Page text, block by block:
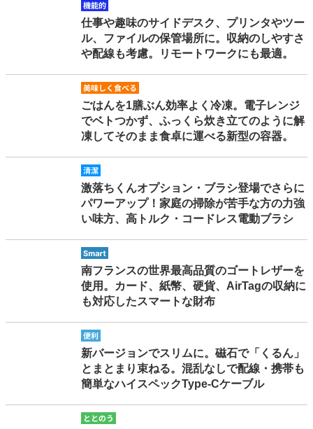
仕事や趣味のサイドデスク、プリンタやツー
ル、ファイルの保管場所に。収納のしやすさ
や配線も考慮。リモートワークにも最適。
ごはんを1膳ぶん効率よく冷凍。電子レンジ
でベトつかず、ふっくら炊き立てのように解
凍してそのまま食卓に運べる新型の容器。
激落ちくんオプション・ブラシ登場でさらに
パワーアップ！家庭の掃除が苦手な方の力強
い味方、高トルク・コードレス電動ブラシ
南フランスの世界最高品質のゴートレザーを
使用。カード、紙幣、硬貨、AirTagの収納に
も対応したスマートな財布
新バージョンでスリムに。磁石で「くるん」
とまとまり束ねる。混乱なしで配線・携帯も
簡単なハイスペックType-Cケーブル